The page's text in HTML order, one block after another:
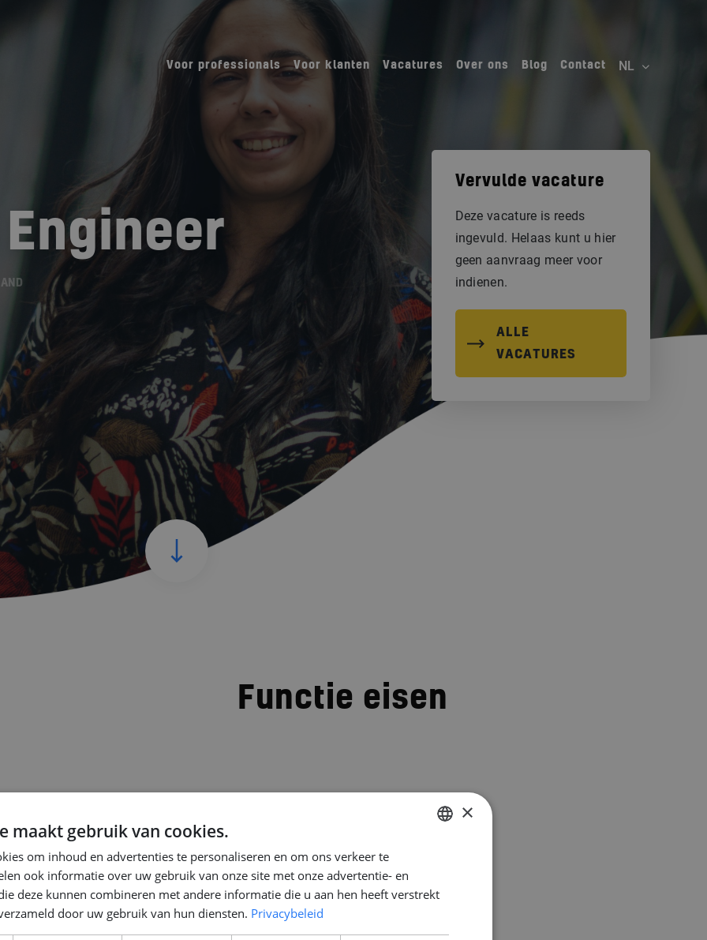
Voor professionals Voor klanten Vacatures Over ons Blog Contact
Vervulde vacature
Deze vacature is reeds
ingevuld. Helaas kunt u hier
geen aanvraag meer voor
indienen.
ALLE
VACATURES
Functie eisen
×
maakt gebruik van cookies.
om inhoud en advertenties te personaliseren en om ons verkeer te
ook informatie over uw gebruik van onze site met onze advertentie- en
deze kunnen combineren met andere informatie die u aan hen heeft verstrekt
door uw gebruik van hun diensten. Privacybeleid